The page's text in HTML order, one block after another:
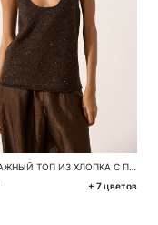
ТРИКОТАЖНЫЙ ТОП ИЗ ХЛОПКА С ПАЙЕТКАМИ
+ 7 цветов